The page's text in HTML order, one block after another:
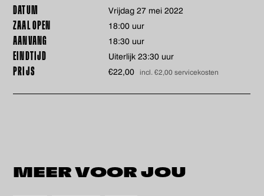
DATUM vrijdag 27 mei 2022
ZAAL OPEN 18:00 uur
AANVANG 18:30 uur
EINDTIJD Uiterlijk 23:30 uur
PRIJS €22,00 incl. €2,00 servicekosten
MEER VOORJOU